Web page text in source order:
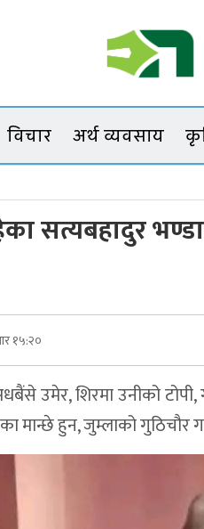
विचार अर्थ व्यवसाय
सत्यबहादुर
१५:२०
उमेर, शिरमा उनीको
मान्छे हुन, जुम्लाको गुठिचौर